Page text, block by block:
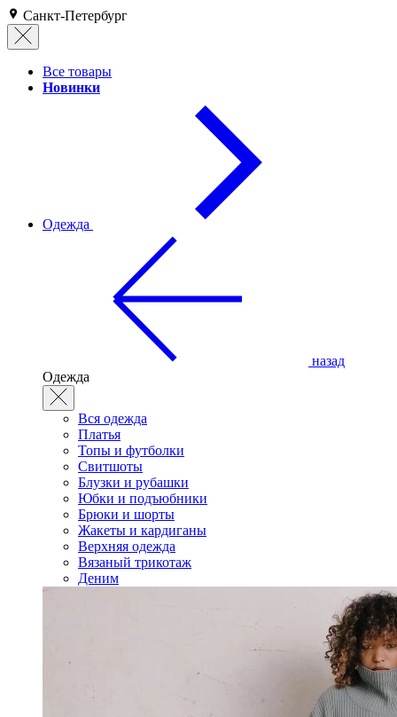
Санкт-Петербург
Все товары
Новинки
Одежда
назад
Одежда
Вся одежда
Платья
Топы и футболки
Свитшоты
Блузки и рубашки
Юбки и подъюбники
Брюки и шорты
Жакеты и кардиганы
Верхняя одежда
Вязаный трикотаж
Деним